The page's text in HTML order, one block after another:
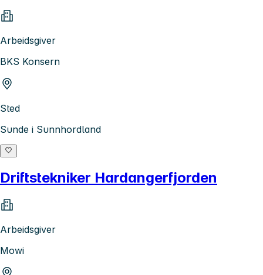
Arbeidsgiver
BKS Konsern
Sted
Sunde i Sunnhordland
Driftstekniker Hardangerfjorden
Arbeidsgiver
Mowi